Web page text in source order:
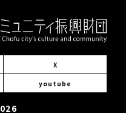
X
youtube